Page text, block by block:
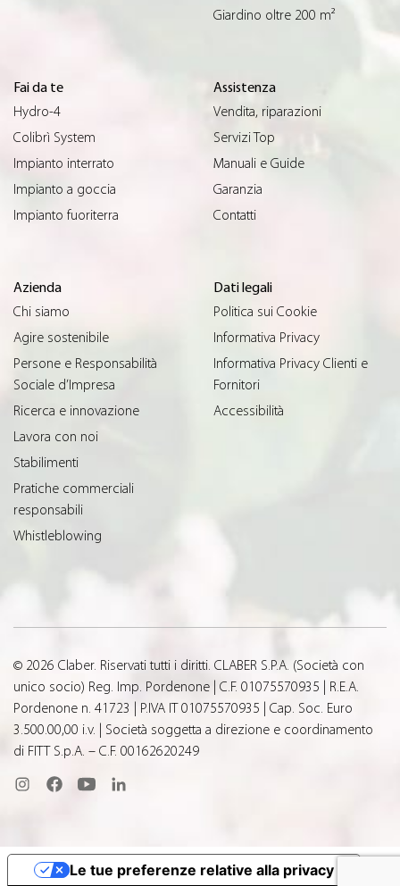
Giardino oltre 200 m²
Fai da te
Hydro-4
Colibrì System
Impianto interrato
Impianto a goccia
Impianto fuoriterra
Assistenza
Vendita, riparazioni
Servizi Top
Manuali e Guide
Garanzia
Contatti
Azienda
Chi siamo
Agire sostenibile
Persone e Responsabilità
Sociale d’Impresa
Ricerca e innovazione
Lavora con noi
Stabilimenti
Pratiche commerciali
responsabili
Whistleblowing
Dati legali
Politica sui Cookie
Informativa Privacy
Informativa Privacy Clienti e
Fornitori
Accessibilità
© 2026 Claber. Riservati tutti i diritti. CLABER S.P.A. (Società con
unico socio) Reg. Imp. Pordenone | C.F. 01075570935 | R.E.A.
Pordenone n. 41723 | P.IVA IT 01075570935 | Cap. Soc. Euro
3.500.00,00 i.v. | Società soggetta a direzione e coordinamento
di FITT S.p.A. – C.F. 00162620249
Le tue preferenze relative alla privacy